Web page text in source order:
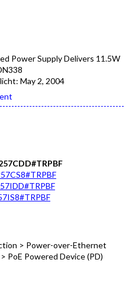
Power Supply Delivers 11.5W
May 2, 2004
> Power-over-Ethernet
PoE Powered Device (PD)